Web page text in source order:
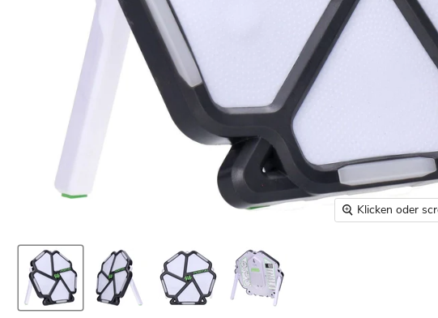
Klicken oder